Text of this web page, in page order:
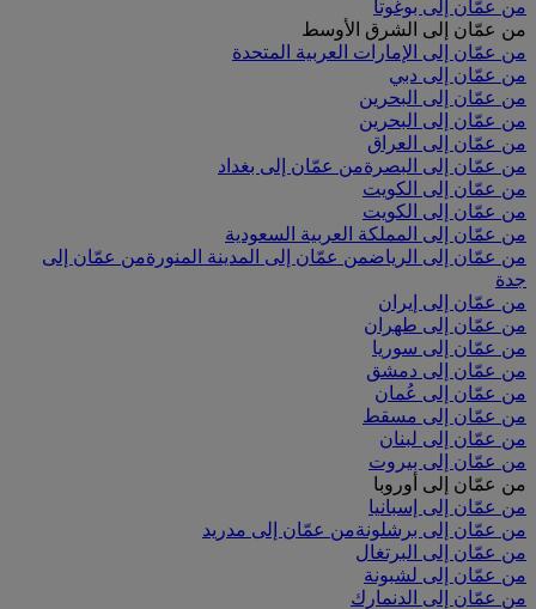
من عمّان إلى بوغوتا
من عمّان إلى الشرق الأوسط
من عمّان إلى الإمارات العربية المتحدة
من عمّان إلى دبي
من عمّان إلى البحرين
من عمّان إلى البحرين
من عمّان إلى العراق
من عمّان إلى البصرةمن عمّان إلى بغداد
من عمّان إلى الكويت
من عمّان إلى الكويت
من عمّان إلى المملكة العربية السعودية
من عمّان إلى الرياضمن عمّان إلى المدينة المنورةمن عمّان إلى
جدة
من عمّان إلى إيران
من عمّان إلى طهران
من عمّان إلى سوريا
من عمّان إلى دمشق
من عمّان إلى عُمان
من عمّان إلى مسقط
من عمّان إلى لبنان
من عمّان إلى بيروت
من عمّان إلى أوروبا
من عمّان إلى إسبانيا
من عمّان إلى برشلونةمن عمّان إلى مدريد
من عمّان إلى البرتغال
من عمّان إلى لشبونة
من عمّان إلى الدنمارك